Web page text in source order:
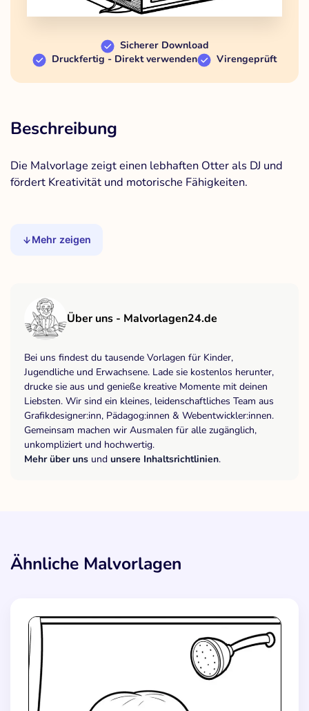
Sicherer Download
Druckfertig - Direkt verwenden
Virengeprüft
Beschreibung
Die Malvorlage zeigt einen lebhaften Otter als DJ und
fördert Kreativität und motorische Fähigkeiten.
Mehr zeigen
Über uns - Malvorlagen24.de
Bei uns findest du tausende Vorlagen für Kinder,
Jugendliche und Erwachsene. Lade sie kostenlos herunter,
drucke sie aus und genieße kreative Momente mit deinen
Liebsten. Wir sind ein kleines, leidenschaftliches Team aus
Grafikdesigner:inn, Pädagog:innen & Webentwickler:innen.
Gemeinsam machen wir Ausmalen für alle zugänglich,
unkompliziert und hochwertig.
Mehr über uns und unsere Inhaltsrichtlinien.
Ähnliche Malvorlagen